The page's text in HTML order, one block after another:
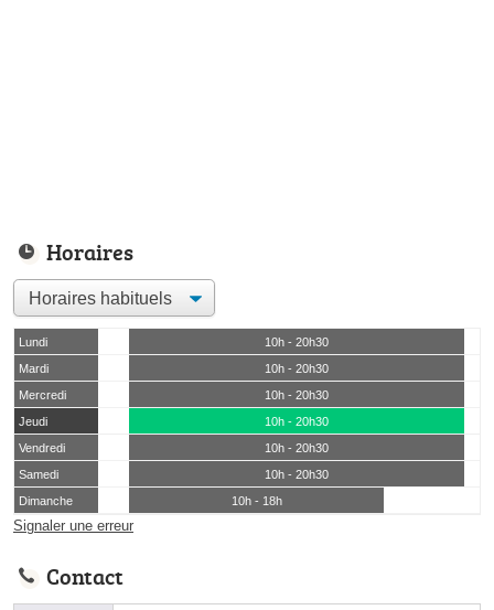
Horaires
Lundi
10h - 20h30
Mardi
10h - 20h30
Mercredi
10h - 20h30
Jeudi
10h - 20h30
Vendredi
10h - 20h30
Samedi
10h - 20h30
Dimanche
10h - 18h
Signaler une erreur
Contact